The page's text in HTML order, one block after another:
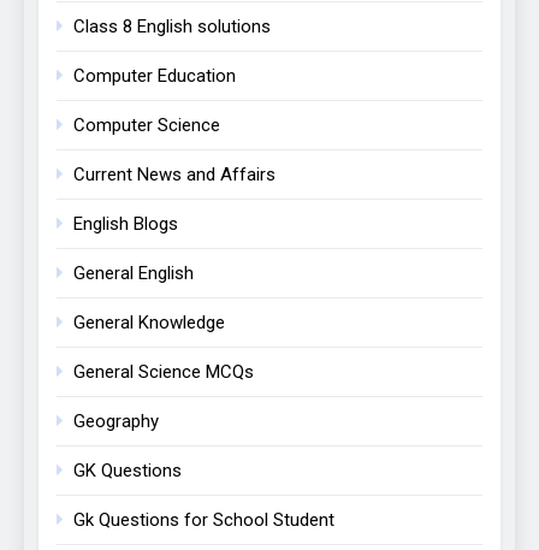
Class 8 English solutions
Computer Education
Computer Science
Current News and Affairs
English Blogs
General English
General Knowledge
General Science MCQs
Geography
GK Questions
Gk Questions for School Student